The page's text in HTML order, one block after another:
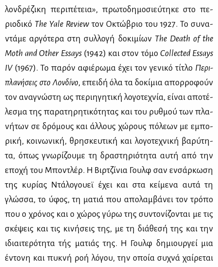
λον­δρέ­ζι­κη πε­ρι­πέ­τεια», πρω­το­δη­μο­σιεύ­τη­κε στο πε­
ριο­δι­κό The Yale Review τον Οκτώ­βριο του 1927. Το συ­να­
ντά­με αρ­γό­τε­ρα στη συλ­λο­γή δο­κι­μί­ων The Death of the
Moth and Other Essays(1942) και στον τό­μο Collected Essays
IV(1967). Το πα­ρόν αφιέ­ρω­μα έχει τον γε­νι­κό τί­τλο Πε­ρι­
πλα­νή­σεις στο Λον­δί­νο, επει­δή όλα τα δο­κί­μια απορ­ρο­φούν
τον ανα­γνώ­στη ως πε­ρι­η­γη­τι­κή λο­γο­τε­χνία, εί­ναι απο­τέ­
λε­σμα της πα­ρα­τη­ρη­τι­κό­τη­τας και του ρυθ­μού των πλα­
νή­των σε δρό­μους και άλ­λους χώ­ρους πό­λε­ων με εμπο­
ρι­κή, κοι­νω­νι­κή, θρη­σκευ­τι­κή και λο­γο­τε­χνι­κή βα­ρύ­τη­
τα, όπως γνω­ρί­ζου­με τη δρα­στη­ριό­τη­τα αυ­τή από την
επο­χή του Μπο­ντλέρ. Η Βιρ­τζί­νια Γουλφ σαν εν­σάρ­κω­ση
της κυ­ρί­ας Ντά­λο­γου­εϊ έχει και στα κεί­με­να αυ­τά τη
γλώσ­σα, το ύφος, τη μα­τιά που απο­λαμ­βά­νει τον τρό­πο
που ο χρό­νος και ο χώ­ρος γύ­ρω της συ­ντο­νί­ζο­νται με τις
σκέ­ψεις και τις κι­νή­σεις της, με τη διά­θε­σή της και την
ιδιαι­τε­ρό­τη­τα τής μα­τιάς της. Η Γουλφ δη­μιουρ­γεί μια
έντο­νη και πυ­κνή ροή λό­γου, την οποία συ­χνά χαί­ρε­ται